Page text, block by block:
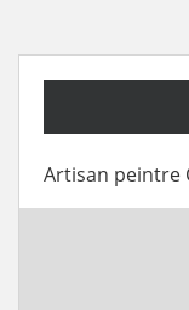
Artisan peintre